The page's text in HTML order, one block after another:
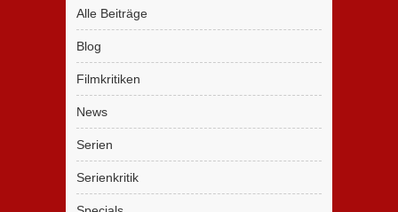
Alle Beiträge
Blog
Filmkritiken
News
Serien
Serienkritik